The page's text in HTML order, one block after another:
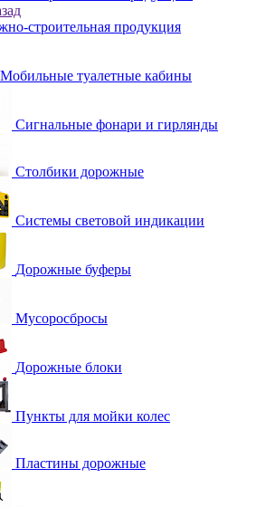
строительная продукция
Мобильные туалетные кабины
Сигнальные фонари и гирлянды
Столбики дорожные
Системы световой индикации
Дорожные буферы
Мусоросбросы
Дорожные блоки
Пункты для мойки колес
Пластины дорожные